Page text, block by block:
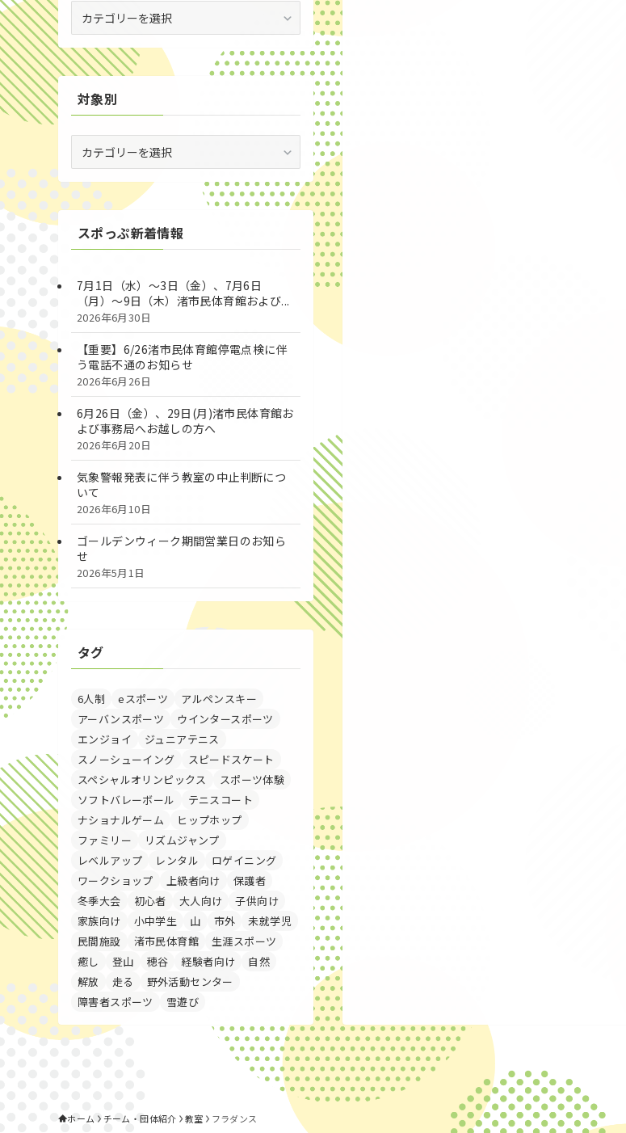
別
対象別
別
スポっぷ新着情報
7月1日（水）～3日（金）、7月6日
（月）～9日（木）渚市民体育館および...
2026年6月30日
【重要】6/26渚市民体育館停電点検に伴
う電話不通のお知らせ
2026年6月26日
6月26日（金）、29日(月)渚市民体育館お
よび事務局へお越しの方へ
2026年6月20日
気象警報発表に伴う教室の中止判断につ
いて
2026年6月10日
ゴールデンウィーク期間営業日のお知ら
せ
2026年5月1日
タグ
6人制 eスポーツ
アルペンスキー
アーバンスポーツ
ウインタースポーツ
エンジョイ
ジュニアテニス
スノーシューイング
スピードスケート
スペシャルオリンピックス
スポーツ体験
ソフトバレーボール
テニスコート
ナショナルゲーム
ヒップホップ
ファミリー
リズムジャンプ
レベルアップ
レンタル
ロゲイニング
ワークショップ
上級者向け
保護者
冬季大会
初心者 大人向け
子供向け
家族向け
小中学生 山 市外
未就学児
民間施設
渚市民体育館
生涯スポーツ
癒し
登山 穂谷 経験者向け
自然
解放
走る
野外活動センター
障害者スポーツ
雪遊び
ホーム チーム・団体紹介 教室 フラダンス